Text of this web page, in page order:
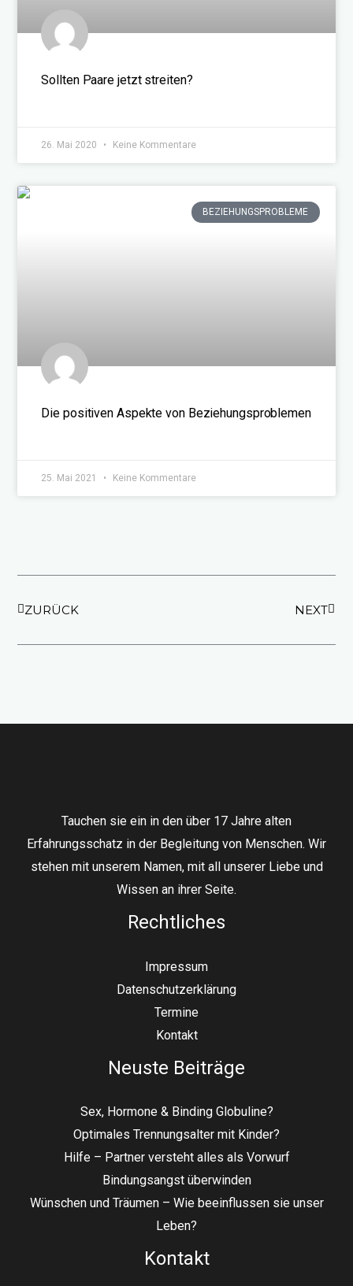
Sollten Paare jetzt streiten?
26. Mai 2020 Keine Kommentare
BEZIEHUNGSPROBLEME
Die positiven Aspekte von Beziehungsproblemen
25. Mai 2021 Keine Kommentare
ZURÜCK NEXT
Tauchen sie ein in den über 17 Jahre alten
Erfahrungsschatz in der Begleitung von Menschen. Wir
stehen mit unserem Namen, mit all unserer Liebe und
Wissen an ihrer Seite.
Rechtliches
Impressum
Datenschutzerklärung
Termine
Kontakt
Neuste Beiträge
Sex, Hormone & Binding Globuline?
Optimales Trennungsalter mit Kinder?
Hilfe – Partner versteht alles als Vorwurf
Bindungsangst überwinden
Wünschen und Träumen – Wie beeinflussen sie unser
Leben?
Kontakt